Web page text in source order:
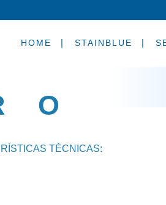
HOME STAINBLUE
O
TÉCNICAS: